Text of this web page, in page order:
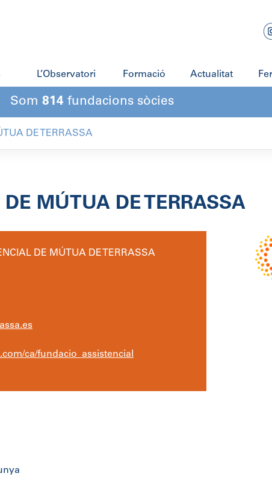
L’Observatori Formació Actualitat
Som 814 fundacions sòcies
DE TERRASSA
MÚTUA DE TERRASSA
DE MÚTUA DE TERRASSA
ca/fundacio_assistencial